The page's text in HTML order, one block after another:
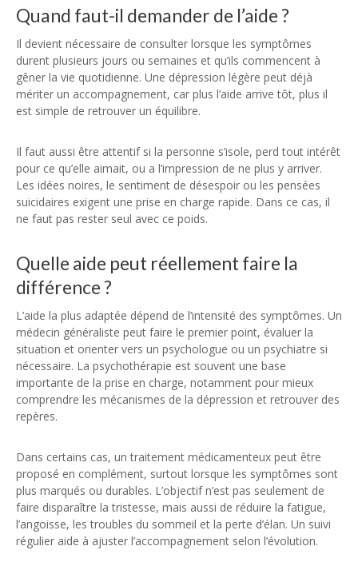
Quand faut-il demander de l’aide ?
Il devient nécessaire de consulter lorsque les symptômes
durent plusieurs jours ou semaines et qu’ils commencent à
gêner la vie quotidienne. Une dépression légère peut déjà
mériter un accompagnement, car plus l’aide arrive tôt, plus il
est simple de retrouver un équilibre.
Il faut aussi être attentif si la personne s’isole, perd tout intérêt
pour ce qu’elle aimait, ou a l’impression de ne plus y arriver.
Les idées noires, le sentiment de désespoir ou les pensées
suicidaires exigent une prise en charge rapide. Dans ce cas, il
ne faut pas rester seul avec ce poids.
Quelle aide peut réellement faire la
différence ?
L’aide la plus adaptée dépend de l’intensité des symptômes. Un
médecin généraliste peut faire le premier point, évaluer la
situation et orienter vers un psychologue ou un psychiatre si
nécessaire. La psychothérapie est souvent une base
importante de la prise en charge, notamment pour mieux
comprendre les mécanismes de la dépression et retrouver des
repères.
Dans certains cas, un traitement médicamenteux peut être
proposé en complément, surtout lorsque les symptômes sont
plus marqués ou durables. L’objectif n’est pas seulement de
faire disparaître la tristesse, mais aussi de réduire la fatigue,
l’angoisse, les troubles du sommeil et la perte d’élan. Un suivi
régulier aide à ajuster l’accompagnement selon l’évolution.